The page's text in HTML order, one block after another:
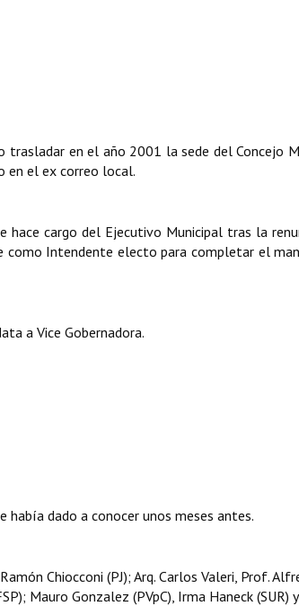
trasladar en el año 2001 la sede del Concejo
en el ex correo local.
hace cargo del Ejecutivo Municipal tras la
como Intendente electo para completar el
a Vice Gobernadora.
dado a conocer unos meses antes.
Chiocconi (PJ); Arq. Carlos Valeri, Prof.
Mauro Gonzalez (PVpC), Irma Haneck (SUR)